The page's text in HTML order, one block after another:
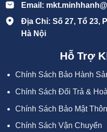
Email:
Địa Chỉ: Số 27, Tổ 23,
Hà Nội
Hỗ Trợ
Chính Sách Bảo Hành
Chính Sách Đổi Trả &
Chính Sách Bảo Mật
Chính Sách Vận Chuyển